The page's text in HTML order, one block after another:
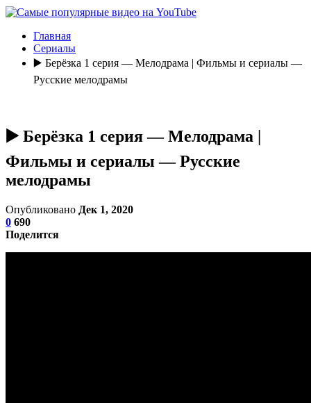
Главная
Сериалы
▶️ Берёзка 1 серия — Мелодрама | Фильмы и сериалы —
Русские мелодрамы
▶️ Берёзка 1 серия — Мелодрама |
Фильмы и сериалы — Русские
мелодрамы
Опубликовано Дек 1, 2020
0 690
Поделится